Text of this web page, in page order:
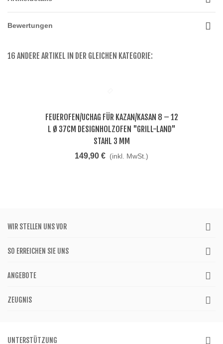
Bewertungen
16 ANDERE ARTIKEL IN DER GLEICHEN KATEGORIE:
FEUEROFEN/UCHAG FÜR KAZAN/KASAN 8 – 12
L Ø 37CM DESIGNHOLZOFEN "GRILL-LAND"
STAHL 3 MM
149,90 € (inkl. MwSt.)
WIR STELLEN UNS VOR
SO ERREICHEN SIE UNS
ANGEBOTE
ZEUGNIS
UNTERSTÜTZUNG